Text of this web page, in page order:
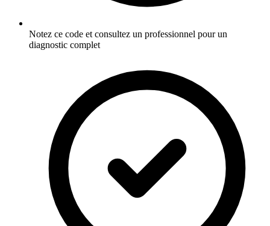
Notez ce code et consultez un professionnel pour un
diagnostic complet